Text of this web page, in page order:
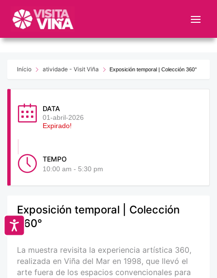
este
web
sistema
Accesibilidad
Início atividade - Visit Viña Exposición temporal | Colección 360°
DATA
01-abril-2026
Expirado!
TEMPO
10:00 am - 5:30 pm
Exposición temporal | Colección
360°
La muestra revisita la experiencia artística 360,
realizada en Viña del Mar en 1998, que llevó el
arte fuera de los espacios convencionales para